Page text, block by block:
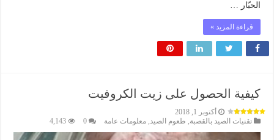
الحبّار …
قراءة المزيد »
كيفية الحصول على زيت الكروفيت
أكتوبر 1, 2018
تقنيات الصيد بالقصبة, طعوم الصيد, معلومات عامة 0
4,143